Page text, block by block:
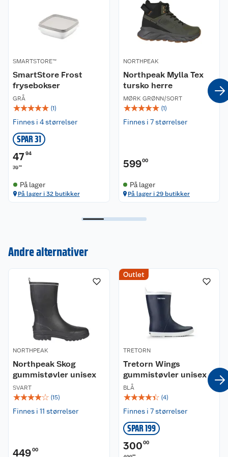
Passform: Normal
Vedlikehold:
lunkent såpevann med en myk svamp. Tørk dem
radiatorer. Dette vil kunne føre til at gummien
tørker ut og sprekker opp, og dermed ikke er like
vanntette lenger. Påfør silikonløsning for å
beskytte støvlene. Oppbevar dem på et mørkt
sted, unna direkte sollys.
SMARTSTORE™
SmartStore Frost
frysebokser
GRÅ
☆☆☆☆☆ (1)
Finnes i 4 størrelser
SPAR 31
4794
7990
På lager
På lager i 32 butikker
NORTHPEAK
Northpeak Mylla Tex
tursko herre
MØRK GRØNN/SORT
☆☆☆☆☆ (1)
Finnes i 7 størrelser
59900
På lager
På lager i 29 butikker
Andre alternativer
NORTHPEAK
Northpeak Skog
gummistøvler unisex
SVART
☆☆☆☆☆ (15)
Finnes i 11 størrelser
44900
Outlet
TRETORN
Tretorn Wings
gummistøvler unisex
BLÅ
☆☆☆☆☆ (4)
Finnes i 7 størrelser
SPAR 199
300 00
00
Om oss
Nyheter
Våre butikker
Våre merkevarer
Coop kjeder
Ledige stillinger
Kundeservice
Kontakt oss
Angre- og returrett
Reklamasjon og garanti
Ofte stilte spørsmål
Betalingsalternativer
Leveringsalternativer